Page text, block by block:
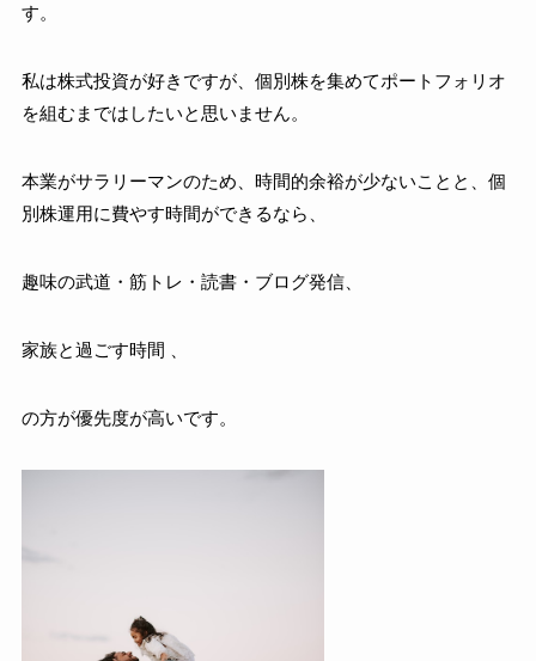
す。
私は株式投資が好きですが、個別株を集めてポートフォリオ
を組むまではしたいと思いません。
本業がサラリーマンのため、時間的余裕が少ないことと、個
別株運用に費やす時間ができるなら、
趣味の武道・筋トレ・読書・ブログ発信、
家族と過ごす時間 、
の方が優先度が高いです。